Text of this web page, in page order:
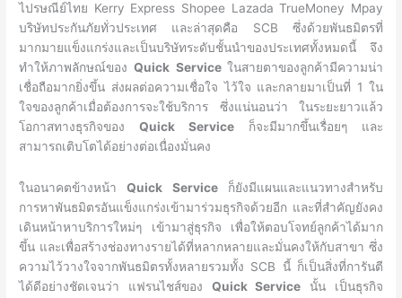
ไปรษณีย์ไทย Kerry Express Shopee Lazada TrueMoney Mpay
บริษัทประกันภัยทั่วประเทศ และล่าสุดคือ SCB ซึ่งด้วยพันธมิตรที่
มากมายแข็งแกร่งและเป็นบริษัทระดับชั้นนำของประเทศทั้งหมดนี้ จึง
ทำให้ภาพลักษณ์ของQuick Service ในสายตาของลูกค้ามีความน่า
เชื่อถือมากยิ่งขึ้น ส่งผลต่อความเชื่อใจ ไว้ใจ และกลายมาเป็นที่ 1 ใน
ใจของลูกค้าเมื่อต้องการจะใช้บริการ ซึ่งแน่นอนว่า ในระยะยาวแล้ว
โอกาสทางธุรกิจของQuick Service ก็จะมีมากขึ้นเรื่อยๆ และ
สามารถเติบโตได้อย่างต่อเนื่องมั่นคง
ในอนาคตข้างหน้าQuick Serviceก็ยังมีแผนและแนวทางสำหรับ
การหาพันธมิตรอันแข็งแกร่งเข้ามาร่วมธุรกิจด้วยอีก และที่สำคัญยังคง
เดินหน้าหาบริการใหม่ๆ เข้ามาสู่ธุรกิจ เพื่อให้ตอบโจทย์ลูกค้าได้มาก
ขึ้น และเพื่อสร้างช่องทางรายได้ที่หลากหลายและมั่นคงให้กับสาขา ซึ่ง
ความไว้วางใจจากพันธมิตรทั้งหลายรวมทั้ง SCB นี้ ก็เป็นสิ่งที่การันตี
ได้ดีอย่างชัดเจนว่า แฟรนไชส์ของ Quick Service นั้น เป็นธุรกิจ